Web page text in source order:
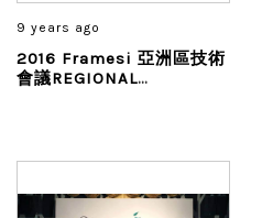
9 years ago
2016 Framesi 亞洲區技術
會議REGIONAL